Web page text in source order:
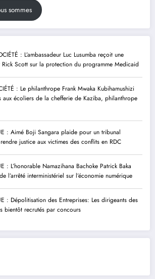
sommes
: L’ambassadeur Luc Lusumba reçoit une
Rick Scott sur la protection du programme Medicaid
: Le philanthrope Frank Mwaka Kubihamushizi
aux écoliers de la chefferie de Kaziba, philanthrope
: Aimé Boji Sangara plaide pour un tribunal
justice aux victimes des conflits en RDC
: L’honorable Namazihana Bachoke Patrick Baka
l’arrêté interministériel sur l’économie numérique
: Dépolitisation des Entreprises: Les dirigeants des
bientôt recrutés par concours